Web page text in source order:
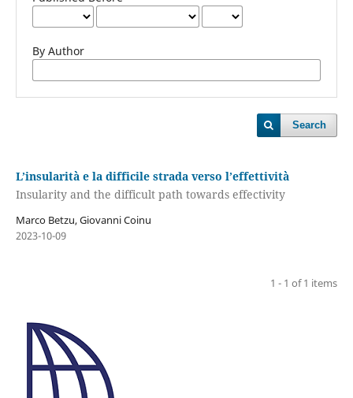
By Author
Search
L’insularità e la difficile strada verso l’effettività
Insularity and the difficult path towards effectivity
Marco Betzu, Giovanni Coinu
2023-10-09
1 - 1 of 1 items